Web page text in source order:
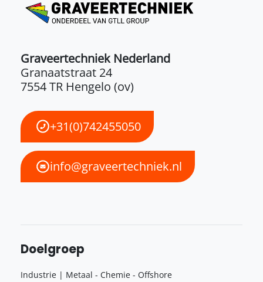
Graveertechniek Nederland
Granaatstraat 24
7554 TR Hengelo (ov)
+31(0)742455050
info@graveertechniek.nl
Doelgroep
Industrie | Metaal - Chemie - Offshore